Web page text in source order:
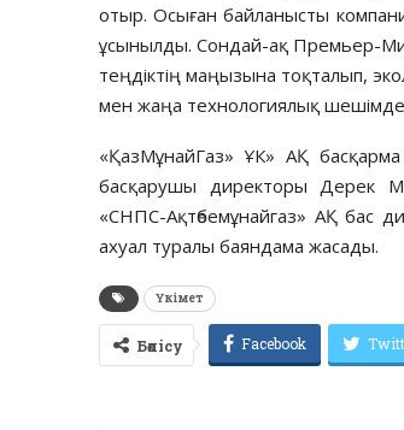
отыр. Осыған байланысты
ұсынылды. Сондай-ақ Премьер-
теңдіктің маңызына тоқталып,
мен жаңа технологиялық
«ҚазМұнайГаз» ҰК» АҚ басқарма
басқарушы директоры Дерек
«СНПС-Ақтөбемұнайгаз» АҚ бас
ахуал туралы баяндама жасады.
Үкімет
Бөлісу Facebook